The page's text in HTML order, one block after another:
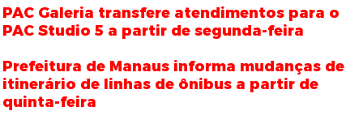
PAC Galeria transfere atendimentos para o
PAC Studio 5 a partir de segunda-feira
Prefeitura de Manaus informa mudanças de
itinerário de linhas de ônibus a partir de
quinta-feira